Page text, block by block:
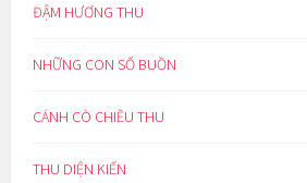
ĐẬM HƯƠNG THU
NHỮNG CON SỐ BUỒN
CÁNH CÒ CHIỀU THU
THU DIỆN KIẾN